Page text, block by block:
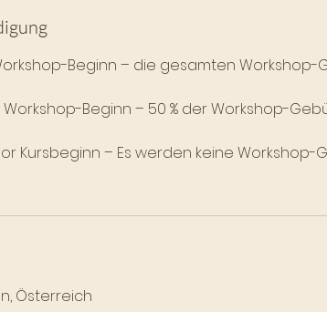
Beginn – die gesamten
Workshop-Beginn – 50 % der Workshop-
Kursbeginn – Es werden keine Workshop-
Österreich